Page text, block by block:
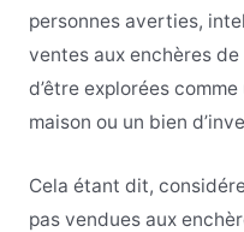
personnes averties,
ventes aux enchères
d’être explorées
maison ou un bien
Cela étant dit,
pas vendues aux